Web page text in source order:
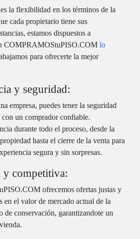
la flexibilidad en los términos de la
cada propietario tiene sus
estamos dispuestos a
COMPRAMOStuPISO.COM lo
para ofrecerte la mejor
y seguridad:
empresa, puedes tener la seguridad
con un comprador confiable.
durante todo el proceso, desde la
hasta el cierre de la venta para
segura y sin sorpresas.
y competitiva:
ofrecemos ofertas justas y
en el valor de mercado actual de la
de conservación, garantizandote un